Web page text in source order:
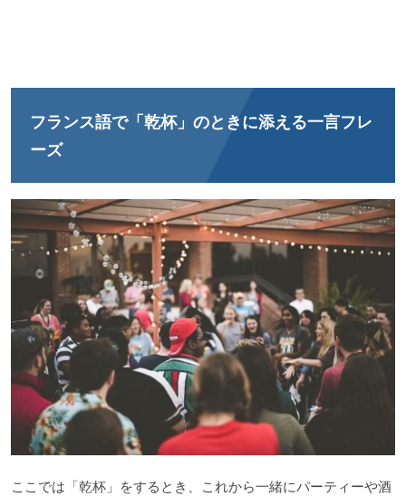
フランス語で「乾杯」のときに添える一言フレ
ーズ
ここでは「乾杯」をするとき、これから一緒にパーティーや酒